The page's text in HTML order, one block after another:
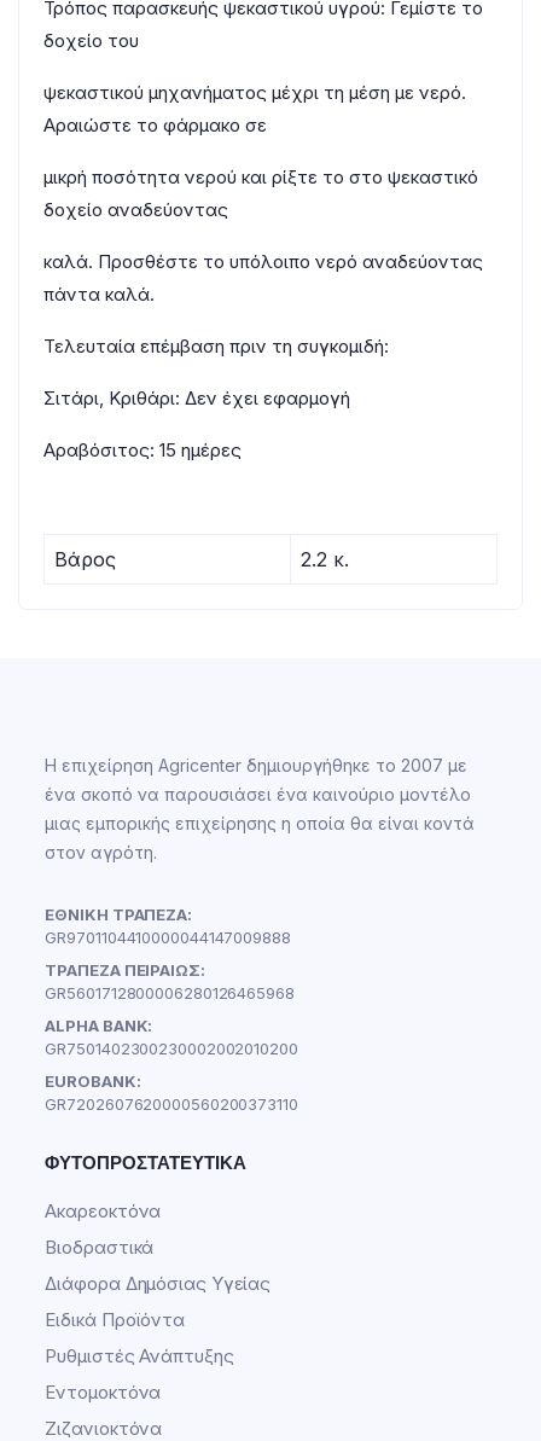
Τρόπος παρασκευής ψεκαστικού υγρού: Γεμίστε το
δοχείο του
ψεκαστικού μηχανήματος μέχρι τη μέση με νερό.
Αραιώστε το φάρμακο σε
μικρή ποσότητα νερού και ρίξτε το στο ψεκαστικό
δοχείο αναδεύοντας
καλά. Προσθέστε το υπόλοιπο νερό αναδεύοντας
πάντα καλά.
Τελευταία επέμβαση πριν τη συγκομιδή:
Σιτάρι, Κριθάρι: Δεν έχει εφαρμογή
Αραβόσιτος: 15 ημέρες
Βάρος 2.2 κ.
Η επιχείρηση Agricenter δημιουργήθηκε το 2007 με
ένα σκοπό να παρουσιάσει ένα καινούριο μοντέλο
μιας εμπορικής επιχείρησης η οποία θα είναι κοντά
στον αγρότη.
ΕΘΝΙΚΗ ΤΡΑΠΕΖΑ:
GR9701104410000044147009888
ΤΡΑΠΕΖΑ ΠΕΙΡΑΙΩΣ:
GR5601712800006280126465968
ALPHA BANK:
GR7501402300230002002010200
EUROBANK:
GR7202607620000560200373110
ΦΥΤΟΠΡΟΣΤΑΤΕΥΤΙΚΆ
Ακαρεοκτόνα
Βιοδραστικά
Διάφορα Δημόσιας Υγείας
Ειδικά Προϊόντα
Ρυθμιστές Ανάπτυξης
Εντομοκτόνα
Ζιζανιοκτόνα